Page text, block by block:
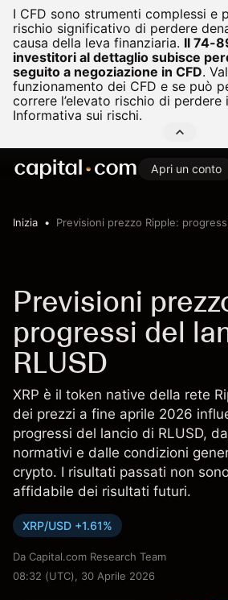
I CFD sono strumenti complessi e
rischio significativo di perdere
causa della leva finanziaria. Il 74-
investitori al dettaglio subisce
seguito a negoziazione in CFD.
funzionamento dei CFD e se può
correre l’elevato rischio di perdere
Informativa sui rischi.
Apri un conto
Inizia Previsioni prezzo Ripple:
Previsioni
progressi del
RLUSD
XRP è il token native della rete
dei prezzi a fine aprile 2026
progressi del lancio di RLUSD,
normativi e dalle condizioni
crypto. I risultati passati non
affidabile dei risultati futuri.
XRP/USD +1.61%
Da Capital.com Research Team
08:32 (UTC), 30 Aprile 2026